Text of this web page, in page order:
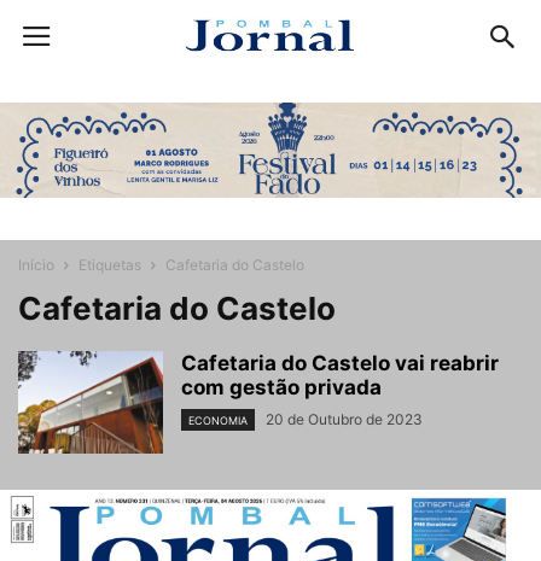
Início Etiquetas Cafetaria do Castelo
Cafetaria do Castelo
Cafetaria do Castelo vai reabrir
com gestão privada
ECONOMIA 20 de Outubro de 2023